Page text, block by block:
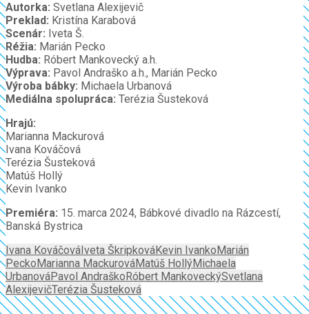
Autorka: Svetlana Alexijevič
Preklad: Kristína Karabová
Scenár: Iveta Š.
Réžia: Marián Pecko
Hudba: Róbert Mankovecký a.h.
Výprava: Pavol Andraško a.h., Marián Pecko
Výroba bábky: Michaela Urbanová
Mediálna spolupráca: Terézia Šusteková
Hrajú:
Marianna Mackurová
Ivana Kováčová
Terézia Šusteková
Matúš Hollý
Kevin Ivanko
Premiéra: 15. marca 2024, Bábkové divadlo na Rázcestí,
Banská Bystrica
Ivana Kováčová Iveta ŠkripkováKevin Ivanko Marián
Pecko Marianna MackurováMatúš HollýMichaela
UrbanováPavol Andraško Róbert MankoveckýSvetlana
AlexijevičTerézia Šusteková